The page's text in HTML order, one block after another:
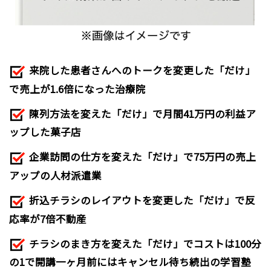
来院した患者さんへのトークを変更した「だけ」
で売上が1.6倍になった治療院
陳列方法を変えた「だけ」で月間41万円の利益ア
ップした菓子店
企業訪問の仕方を変えた「だけ」で75万円の売上
アップの人材派遣業
折込チラシのレイアウトを変更した「だけ」で反
応率が7倍不動産
チラシのまき方を変えた「だけ」でコストは100分
の1で開講一ヶ月前にはキャンセル待ち続出の学習塾